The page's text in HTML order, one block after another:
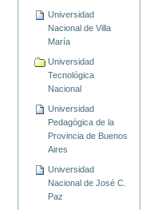
Universidad
Nacional de Villa
María
Universidad
Tecnológica
Nacional
Universidad
Pedagógica de la
Provincia de Buenos
Aires
Universidad
Nacional de José C.
Paz